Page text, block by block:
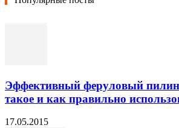
Эффективный феруловый
такое и как правильно
17.05.2015